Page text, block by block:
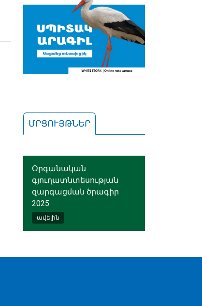
ՄՐՑՈՒՅԹՆԵՐ
Օրգանական
գյուղատնտեսության
զարգացման ծրագիր
2025
ավելին